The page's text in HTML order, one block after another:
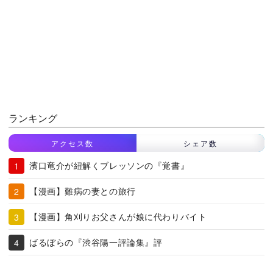
ランキング
アクセス数 シェア数
濱口竜介が紐解くブレッソンの『覚書』
【漫画】難病の妻との旅行
【漫画】角刈りお父さんが娘に代わりバイト
ばるぼらの『渋谷陽一評論集』評